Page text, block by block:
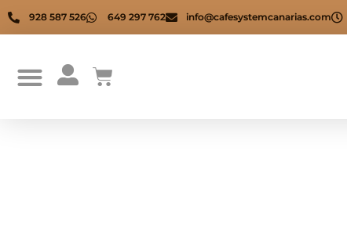
928 587 526 649 297 762 info@cafesystemcanarias.com